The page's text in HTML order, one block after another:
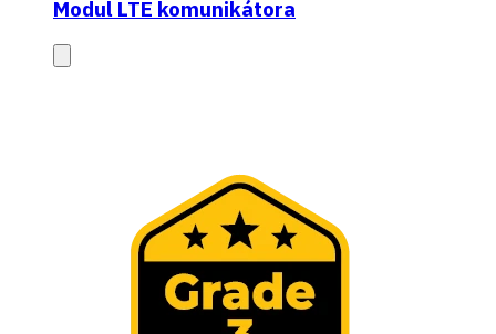
Modul LTE komunikátora